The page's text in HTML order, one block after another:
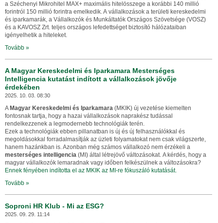
a Széchenyi Mikrohitel MAX+ maximális hitelösszege a korábbi 140 millió
forintról 150 millió forintra emelkedik. A vállalkozások a területi kereskedelmi
és iparkamarák, a Vállalkozók és Munkáltatók Országos Szövetsége (VOSZ)
és a KAVOSZ Zrt. teljes országos lefedettséget biztosító hálózataiban
igényelhetik a hiteleket.
Tovább »
A Magyar Kereskedelmi és Iparkamara Mesterséges
Intelligencia kutatást indított a vállalkozások jövője
érdekében
2025. 10. 03. 08:30
A Magyar Kereskedelmi és Iparkamara (MKIK) új vezetése kiemelten
fontosnak tartja, hogy a hazai vállalkozások naprakész tudással
rendelkezzenek a legmodernebb technológiák terén.
Ezek a technológiák ebben pillanatban is új és új felhasználókkal és
megoldásokkal forradalmasítják az üzleti folyamatokat nem csak világszerte,
hanem hazánkban is. Azonban még számos vállalkozó nem érzékeli a
mesterséges intelligencia (MI) által létrejövő változásokat. A kérdés, hogy a
magyar vállalkozók lemaradnak vagy időben felkészülnek a változásokra?
Ennek fényében indította el az MKIK az MI-re fókuszáló kutatását.
Tovább »
Soproni HR Klub - Mi az ESG?
2025. 09. 29. 11:14